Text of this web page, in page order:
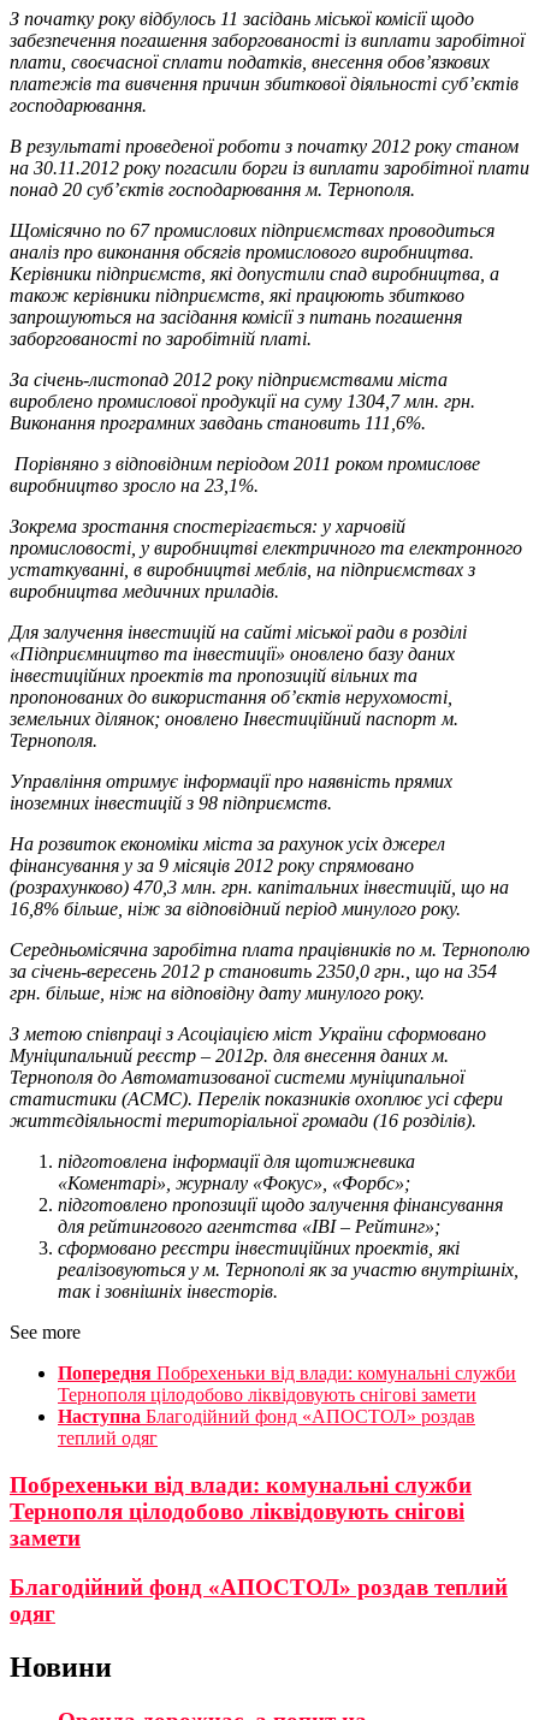
З початку року відбулось 11 засідань міської комісії щодо
забезпечення погашення заборгованості із виплати заробітної
плати, своєчасної сплати податків, внесення обов’язкових
платежів та вивчення причин збиткової діяльності суб’єктів
господарювання.
В результаті проведеної роботи з початку 2012 року станом
на 30.11.2012 року погасили борги із виплати заробітної плати
понад 20 суб’єктів господарювання м. Тернополя.
Щомісячно по 67 промислових підприємствах проводиться
аналіз про виконання обсягів промислового виробництва.
Керівники підприємств, які допустили спад виробництва, а
також керівники підприємств, які працюють збитково
запрошуються на засідання комісії з питань погашення
заборгованості по заробітній платі.
За січень-листопад 2012 року підприємствами міста
вироблено промислової продукції на суму 1304,7 млн. грн.
Виконання програмних завдань становить 111,6%.
Порівняно з відповідним періодом 2011 роком промислове
виробництво зросло на 23,1%.
Зокрема зростання спостерігається: у харчовій
промисловості, у виробництві електричного та електронного
устаткуванні, в виробництві меблів, на підприємствах з
виробництва медичних приладів.
Для залучення інвестицій на сайті міської ради в розділі
«Підприємництво та інвестиції» оновлено базу даних
інвестиційних проектів та пропозицій вільних та
пропонованих до використання об’єктів нерухомості,
земельних ділянок; оновлено Інвестиційний паспорт м.
Тернополя.
Управління отримує інформації про наявність прямих
іноземних інвестицій з 98 підприємств.
На розвиток економіки міста за рахунок усіх джерел
фінансування у за 9 місяців 2012 року спрямовано
(розрахунково) 470,3 млн. грн. капітальних інвестицій, що на
16,8% більше, ніж за відповідний період минулого року.
Середньомісячна заробітна плата працівників по м. Тернополю
за січень-вересень 2012 р становить 2350,0 грн., що на 354
грн. більше, ніж на відповідну дату минулого року.
З метою співпраці з Асоціацією міст України сформовано
Муніципальний реєстр – 2012р. для внесення даних м.
Тернополя до Автоматизованої системи муніципальної
статистики (АСМС). Перелік показників охоплює усі сфери
життєдіяльності територіальної громади (16 розділів).
підготовлена інформації для щотижневика
«Коментарі», журналу «Фокус», «Форбс»;
підготовлено пропозиції щодо залучення фінансування
для рейтингового агентства «IBI – Рейтинг»;
сформовано реєстри інвестиційних проектів, які
реалізовуються у м. Тернополі як за участю внутрішніх,
так і зовнішніх інвесторів.
See more
Попередня Побрехеньки від влади: комунальні служби
Тернополя цілодобово ліквідовують снігові замети
Наступна Благодійний фонд «АПОСТОЛ» роздав
теплий одяг
Побрехеньки від влади: комунальні служби
Тернополя цілодобово ліквідовують снігові
замети
Благодійний фонд «АПОСТОЛ» роздав теплий
одяг
Новини